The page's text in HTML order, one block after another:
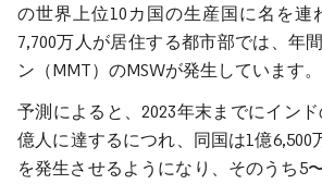
の世界上位10カ国の生産国に名を連
7,700万人が居住する都市部では、年
ン（MMT）のMSWが発生しています。
予測によると、2023年末までにイン
億人に達するにつれ、同国は1億6,500
を発生させるようになり、そのうち5